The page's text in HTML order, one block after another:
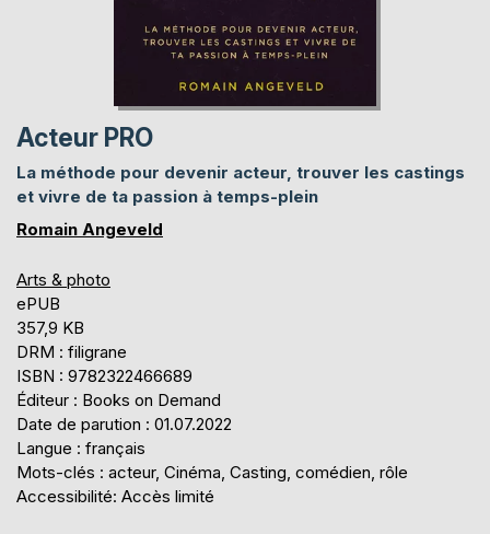
Acteur PRO
La méthode pour devenir acteur, trouver les castings
et vivre de ta passion à temps-plein
Romain Angeveld
Arts & photo
ePUB
357,9 KB
DRM : filigrane
ISBN : 9782322466689
Éditeur : Books on Demand
Date de parution : 01.07.2022
Langue : français
Mots-clés : acteur, Cinéma, Casting, comédien, rôle
Accessibilité: Accès limité